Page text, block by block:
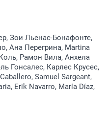
Зои Льенас-Бонафонте,
Ана Перегрина, Martina
Рамон Вила, Анхела
Гонсалес, Карлес Крусес,
Samuel Sargeant,
Erik Navarro, María Díaz,